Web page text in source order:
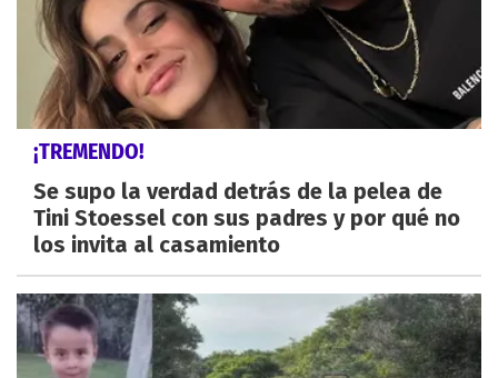
¡TREMENDO!
Se supo la verdad detrás de la pelea de
Tini Stoessel con sus padres y por qué no
los invita al casamiento